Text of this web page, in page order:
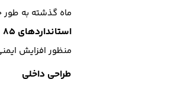
ماه گذشته به
استانداردهای ۸۵ گانه
منظور افزایش
طراحی داخلی